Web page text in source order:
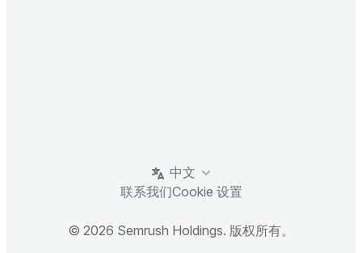
中文
联系我们Cookie 设置
© 2026 Semrush Holdings. 版权所有。